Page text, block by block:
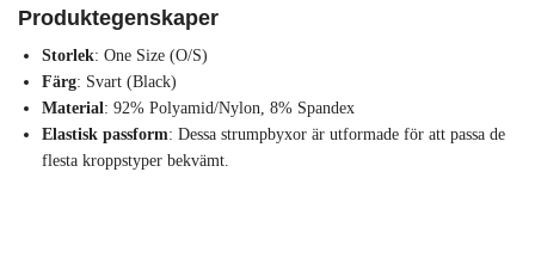
Produktegenskaper
Storlek: One Size (O/S)
Färg: Svart (Black)
Material: 92% Polyamid/Nylon, 8% Spandex
Elastisk passform: Dessa strumpbyxor är utformade för att passa de
flesta kroppstyper bekvämt.